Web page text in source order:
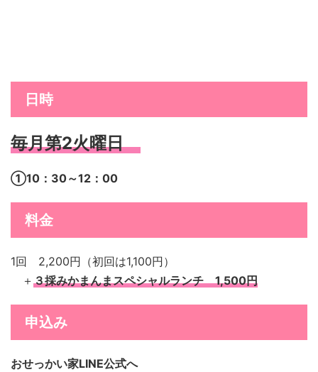
日時
毎月第2火曜日
①10：30～12：00
料金
1回 2,200円（初回は1,100円）
＋３採みかまんまスペシャルランチ 1,500円
申込み
おせっかい家LINE公式へ